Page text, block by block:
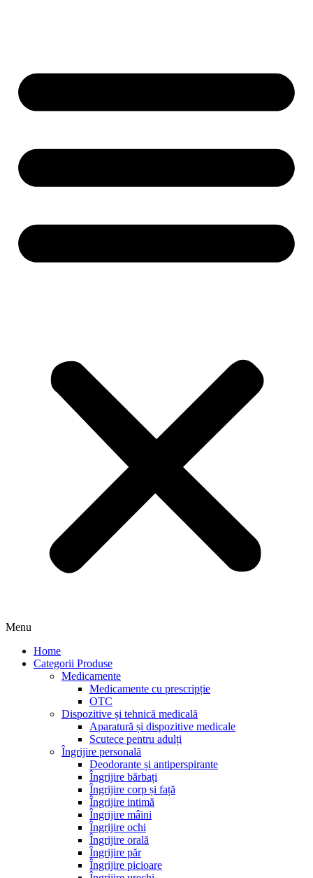
Menu
Home
Categorii Produse
Medicamente
Medicamente cu prescripție
OTC
Dispozitive și tehnică medicală
Aparatură și dispozitive medicale
Scutece pentru adulți
Îngrijire personală
Deodorante și antiperspirante
Îngrijire bărbați
Îngrijire corp și față
Îngrijire intimă
Îngrijire mâini
Îngrijire ochi
Îngrijire orală
Îngrijire păr
Îngrijire picioare